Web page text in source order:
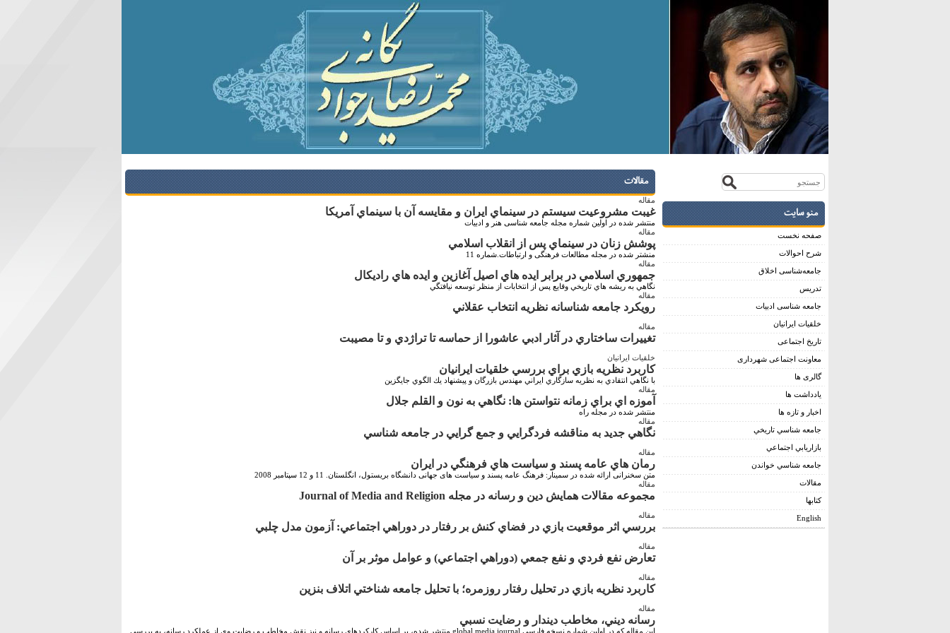
منو سایت
صفحه نخست
شرح احوالات
جامعه‌شناسی اخلاق
تدریس
جامعه شناسی ادبیات
خلقیات ایرانیان
تاریخ اجتماعی
معاونت اجتماعی شهرداری
گالری ها
يادداشت ها
اخبار و تازه ها
جامعه شناسي تاريخي
بازاريابي اجتماعي
جامعه شناسي خواندن
مقالات
کتابها
English
مقالات
مقاله
غيبت مشروعيت سيستم در سينماي ايران و مقايسه آن با سينماي آمريکا
منتشر شده در اولین شماره مجله جامعه شناسی هنر و ادبیات
مقاله
پوشش زنان در سينماي پس از انقلاب اسلامي
منشتر شده در مجله مطالعات فرهنگی و ارتباطات.شماره 11
مقاله
جمهوري اسلامي در برابر ايده هاي اصيل آغازين و ايده هاي راديكال
نگاهي به ريشه هاي تاريخي وقايع پس از انتخابات از منظر توسعه نيافتگي
مقاله
رويكرد جامعه شناسانه نظريه انتخاب عقلاني
مقاله
تغييرات ساختاري در آثار ادبي عاشورا از حماسه تا تراژدي و تا مصيبت
خلقيات ايرانيان
كاربرد نظريه بازي براي بررسي خلقيات ايرانيان
با نگاهي انتقادي به نظريه سازگاري ايراني مهندس بازرگان و پيشنهاد يك الگوي جايگزين
مقاله
آموزه اي براي زمانه نتواستن ها: نگاهي به نون و القلم جلال
منتشر شده در مجله راه
مقاله
نگاهي جديد به مناقشه فردگرايي و جمع گرايي در جامعه شناسي
مقاله
رمان هاي عامه پسند و سياست هاي فرهنگي در ايران
متن سخنرانی ارائه شده در سمینار: فرهنگ عامه پسند و سیاست های جهانی دانشگاه بریستول، انگلستان. 11 و 12 سپتامبر 2008
مقاله
مجموعه مقالات همايش دين و رسانه در مجله Journal of Media and Religion
مقاله
بررسي اثر موقعيت بازي در فضاي كنش بر رفتار در دوراهي اجتماعي: آزمون مدل چلبي
مقاله
تعارض نفع فردي و نفع جمعي (دوراهي اجتماعي) و عوامل موثر بر آن
مقاله
كاربرد نظريه بازي در تحليل رفتار روزمره؛ با تحليل جامعه شناختي اتلاف بنزين
مقاله
رسانه ديني، مخاطب ديندار و رضايت نسبي
اين مقاله که در اولین شماره نسخه فارسی global media journal منتشر شده، بر اساس کارکردهاي رسانه و نيز نقش مخاطب و رضايت وي از عملکرد رسانه، به بررسي